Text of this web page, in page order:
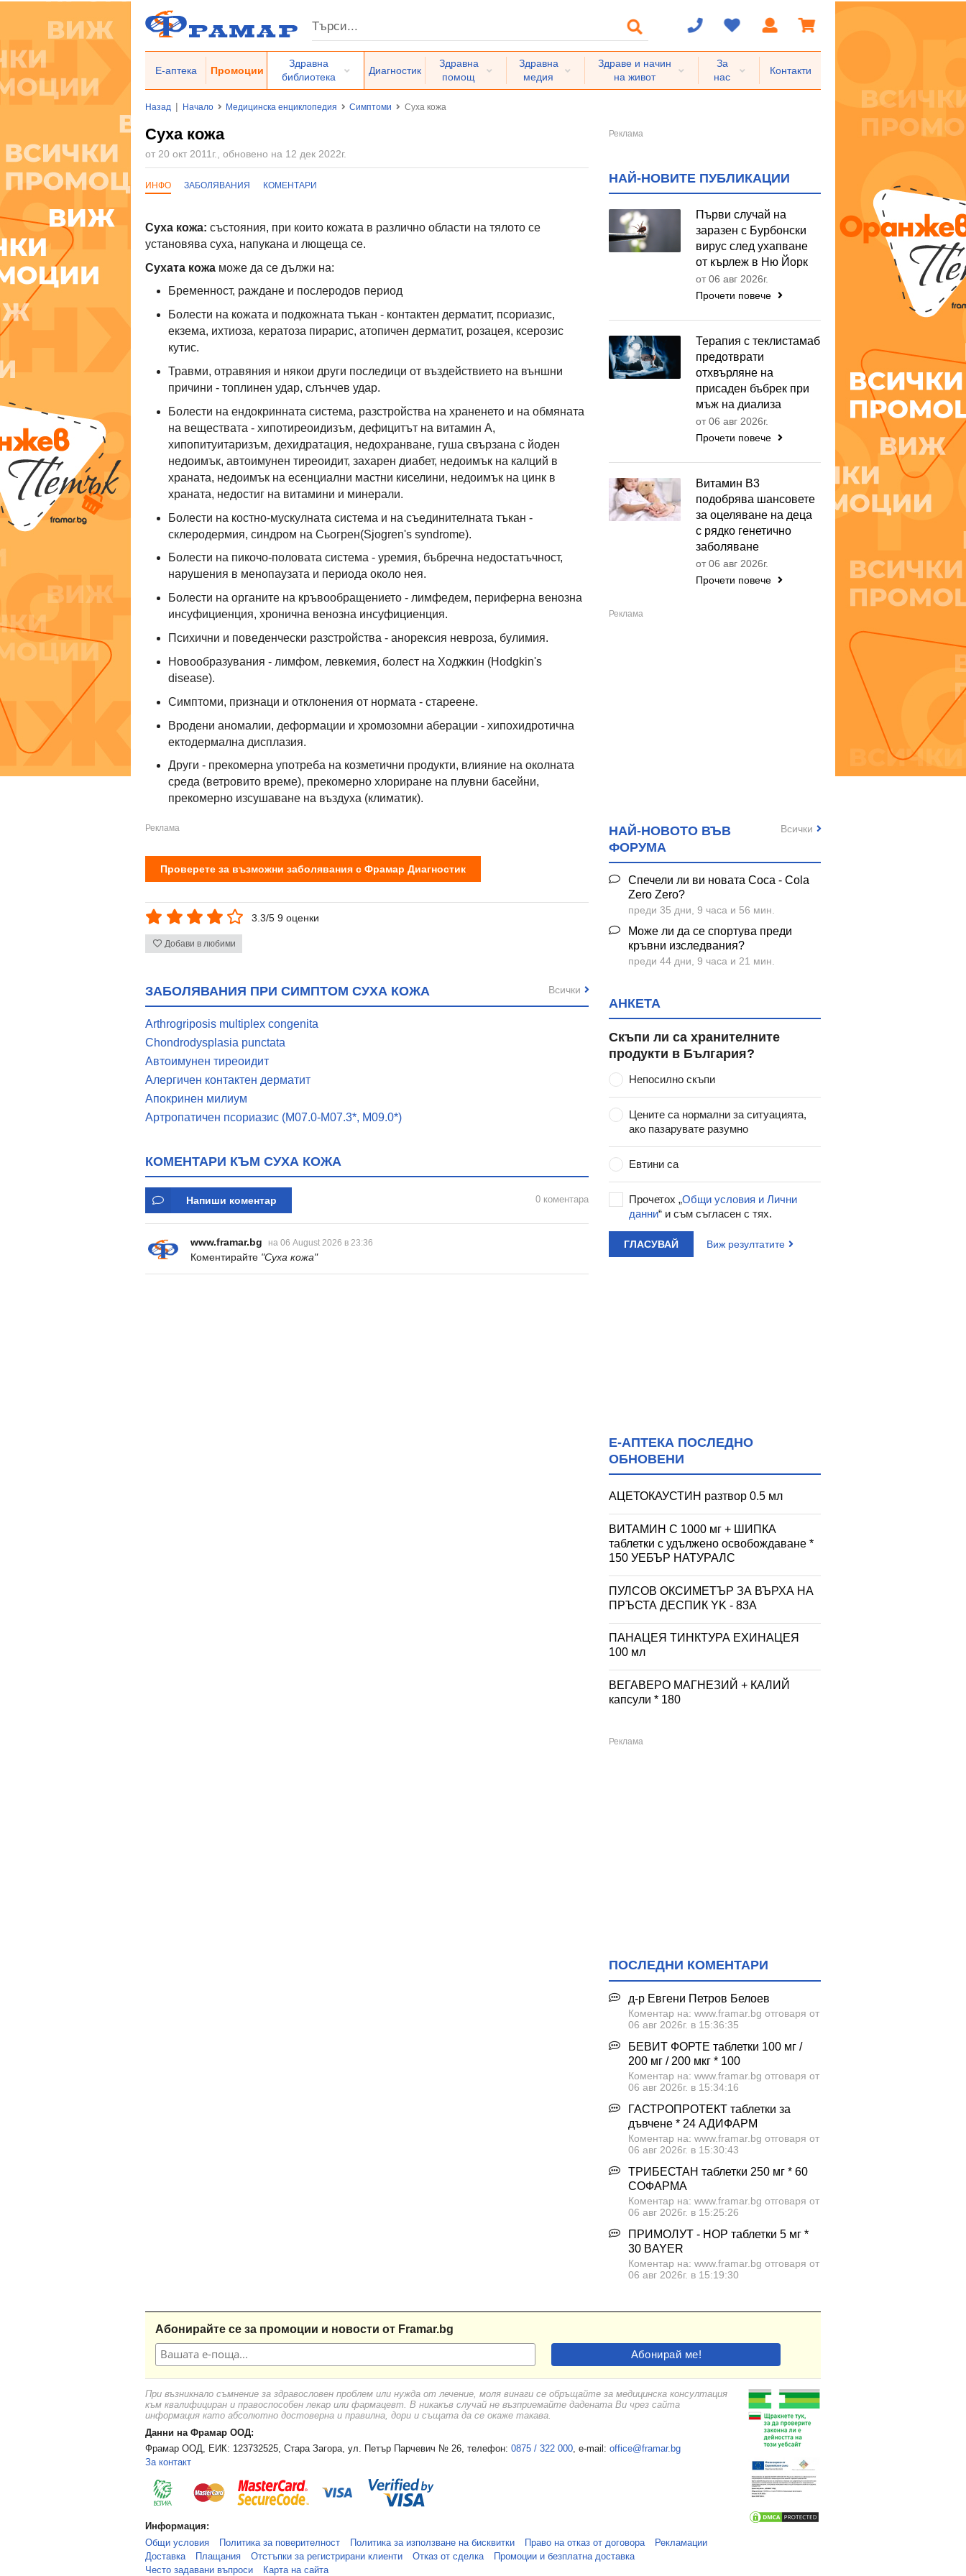
Е-аптека Промоции
Здравна
библиотека
Диагностик
Здравна
помощ
Здравна
медия
Здраве и начин
на живот
За
нас
Контакти
Назад | Начало Медицинска енциклопедия Симптоми Суха кожа
Суха кожа
от 20 окт 2011г., обновено на 12 дек 2022г.
ИНФО ЗАБОЛЯВАНИЯ КОМЕНТАРИ
Суха кожа: състояния, при които кожата в различно области на тялото се
установява суха, напукана и лющеща се.
Сухата кожа може да се дължи на:
Бременност, раждане и послеродов период
Болести на кожата и подкожната тъкан - контактен дерматит, псориазис,
екзема, ихтиоза, кератоза пирарис, атопичен дерматит, розацея, ксерозис
кутис.
Травми, отравяния и някои други последици от въздействието на външни
причини - топлинен удар, слънчев удар.
Болести на ендокринната система, разстройства на храненето и на обмяната
на веществата - хипотиреоидизъм, дефицитът на витамин А,
хипопитуитаризъм, дехидратация, недохранване, гуша свързана с йоден
недоимък, автоимунен тиреоидит, захарен диабет, недоимък на калций в
храната, недоимък на есенциални мастни киселини, недоимък на цинк в
храната, недостиг на витамини и минерали.
Болести на костно-мускулната система и на съединителната тъкан -
склеродермия, синдром на Сьогрен(Sjogren's syndrome).
Болести на пикочо-половата система - уремия, бъбречна недостатъчност,
нарушения в менопаузата и периода около нея.
Болести на органите на кръвообращението - лимфедем, периферна венозна
инсуфициенция, хронична венозна инсуфициенция.
Психични и поведенчески разстройства - анорексия невроза, булимия.
Новообразувания - лимфом, левкемия, болест на Ходжкин (Hodgkin's
disease).
Симптоми, признаци и отклонения от нормата - стареене.
Вродени аномалии, деформации и хромозомни аберации - хипохидротична
ектодермална дисплазия.
Други - прекомерна употреба на козметични продукти, влияние на околната
среда (ветровито време), прекомерно хлориране на плувни басейни,
прекомерно изсушаване на въздуха (климатик).
Проверете за възможни заболявания с Фрамар Диагностик
3.3/5 9 оценки
Добави в любими
ЗАБОЛЯВАНИЯ ПРИ СИМПТОМ СУХА КОЖА
Arthrogriposis multiplex congenita
Chondrodysplasia punctata
Автоимунен тиреоидит
Алергичен контактен дерматит
Апокринен милиум
Артропатичен псориазис (M07.0-M07.3*, M09.0*)
Всички
КОМЕНТАРИ КЪМ СУХА КОЖА
Напиши коментар 0 коментара
www.framar.bg на 06 August 2026 в 23:36
Коментирайте "Суха кожа"
НАЙ-НОВИТЕ ПУБЛИКАЦИИ
Първи случай на
заразен с Бурбонски
вирус след ухапване
от кърлеж в Ню Йорк
от 06 авг 2026г.
Прочети повече
Терапия с теклистамаб
предотврати
отхвърляне на
присаден бъбрек при
мъж на диализа
от 06 авг 2026г.
Прочети повече
Витамин B3
подобрява шансовете
за оцеляване на деца
с рядко генетично
заболяване
от 06 авг 2026г.
Прочети повече
НАЙ-НОВОТО ВЪВ
ФОРУМА
Спечели ли ви новата Coca - Cola
Zero Zero?
преди 35 дни, 9 часа и 56 мин.
Може ли да се спортува преди
кръвни изследвания?
преди 44 дни, 9 часа и 21 мин.
Всички
АНКЕТА
Скъпи ли са хранителните
продукти в България?
Непосилно скъпи
Цените са нормални за ситуацията,
ако пазарувате разумно
Евтини са
Прочетох „Общи условия и Лични
данни“ и съм съгласен с тях.
ГЛАСУВАЙ Виж резултатите
Е-АПТЕКА ПОСЛЕДНО
ОБНОВЕНИ
АЦЕТОКАУСТИН разтвор 0.5 мл
ВИТАМИН С 1000 мг + ШИПКА
таблетки с удължено освобождаване *
150 УЕБЪР НАТУРАЛС
ПУЛСОВ ОКСИМЕТЪР ЗА ВЪРХА НА
ПРЪСТА ДЕСПИК YK - 83A
ПАНАЦЕЯ ТИНКТУРА ЕХИНАЦЕЯ
100 мл
ВЕГАВЕРО МАГНЕЗИЙ + КАЛИЙ
капсули * 180
ПОСЛЕДНИ КОМЕНТАРИ
д-р Евгени Петров Белоев
Коментар на: www.framar.bg отговаря от
06 авг 2026г. в 15:36:35
БЕВИТ ФОРТЕ таблетки 100 мг /
200 мг / 200 мкг * 100
Коментар на: www.framar.bg отговаря от
06 авг 2026г. в 15:34:16
ГАСТРОПРОТЕКТ таблетки за
дъвчене * 24 АДИФАРМ
Коментар на: www.framar.bg отговаря от
06 авг 2026г. в 15:30:43
ТРИБЕСТАН таблетки 250 мг * 60
СОФАРМА
Коментар на: www.framar.bg отговаря от
06 авг 2026г. в 15:25:26
ПРИМОЛУТ - НОР таблетки 5 мг *
30 BAYER
Коментар на: www.framar.bg отговаря от
06 авг 2026г. в 15:19:30
Абонирайте се за промоции и новости от Framar.bg
При възникнало съмнение за здравословен проблем или нужда от лечение, моля винаги се обръщайте за медицинска консултация
към квалифициран и правоспособен лекар или фармацевт. В никакъв случай не възприемайте дадената Ви чрез сайта
информация като абсолютно достоверна и правилна, дори и същата да се окаже такава.
Данни на Фрамар ООД:
Фрамар ООД, ЕИК: 123732525, Стара Загора, ул. Петър Парчевич № 26, телефон: 0875 / 322 000, e-mail: office@framar.bg
За контакт
Информация:
Общи условия
Политика за поверителност Политика за използване на бисквитки Право на отказ от договора
Рекламации
Доставка
Плащания Отстъпки за регистрирани клиенти Отказ от сделка
Промоции и безплатна доставка
Често задавани въпроси
Карта на сайта